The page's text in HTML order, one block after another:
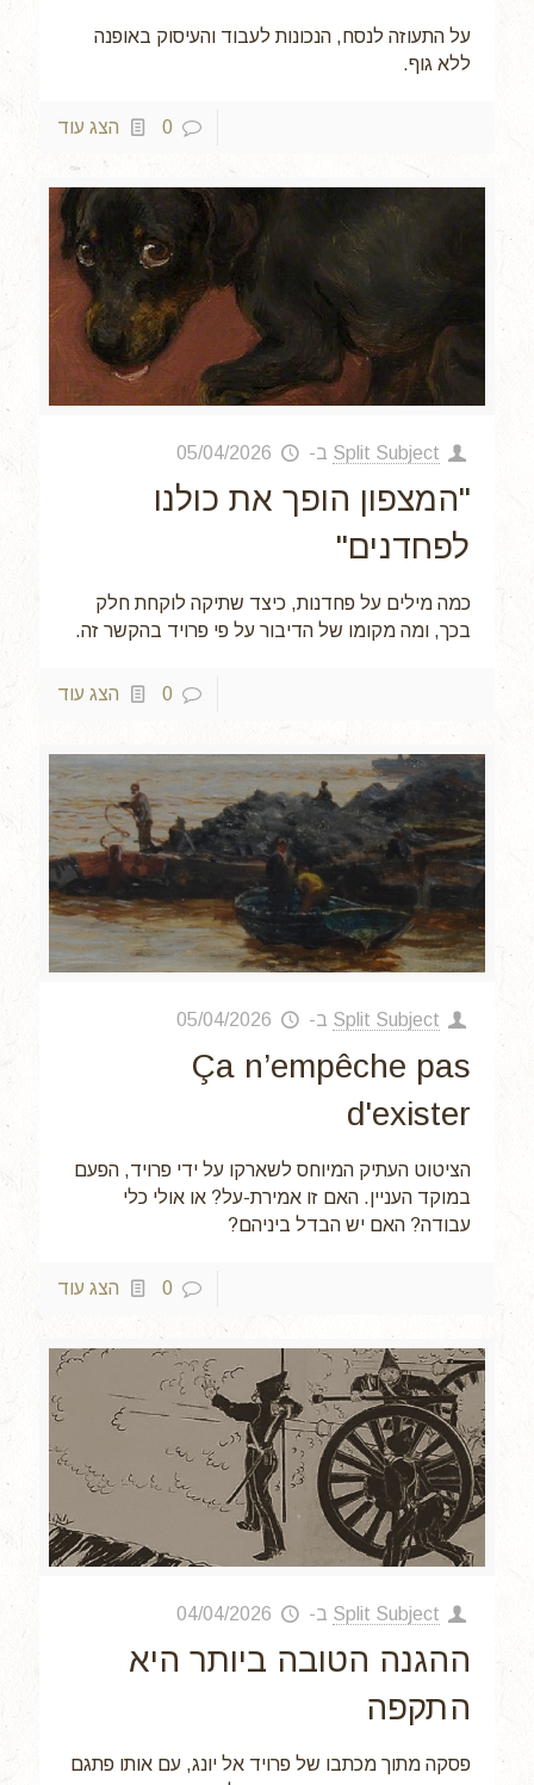
על התעוזה לנסח, הנכונות לעבוד והעיסוק באופנה
ללא גוף.
0 הצג עוד
Split Subject ב- 05/04/2026
"המצפון הופך את כולנו
לפחדנים"
כמה מילים על פחדנות, כיצד שתיקה לוקחת חלק
בכך, ומה מקומו של הדיבור על פי פרויד בהקשר זה.
0 הצג עוד
Split Subject ב- 05/04/2026
Ça n’empêche pas
d'exister
הציטוט העתיק המיוחס לשארקו על ידי פרויד, הפעם
במוקד העניין. האם זו אמירת-על? או אולי כלי
עבודה? האם יש הבדל ביניהם?
0 הצג עוד
Split Subject ב- 04/04/2026
ההגנה הטובה ביותר היא
התקפה
פסקה מתוך מכתבו של פרויד אל יונג, עם אותו פתגם